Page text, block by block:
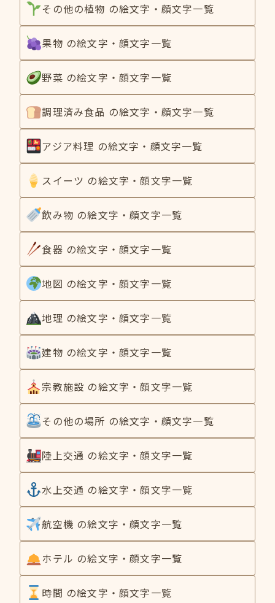
その他の植物 の絵文字・顔文字一覧
果物 の絵文字・顔文字一覧
野菜 の絵文字・顔文字一覧
調理済み食品 の絵文字・顔文字一覧
アジア料理 の絵文字・顔文字一覧
スイーツ の絵文字・顔文字一覧
飲み物 の絵文字・顔文字一覧
食器 の絵文字・顔文字一覧
地図 の絵文字・顔文字一覧
地理 の絵文字・顔文字一覧
建物 の絵文字・顔文字一覧
宗教施設 の絵文字・顔文字一覧
その他の場所 の絵文字・顔文字一覧
陸上交通 の絵文字・顔文字一覧
水上交通 の絵文字・顔文字一覧
航空機 の絵文字・顔文字一覧
ホテル の絵文字・顔文字一覧
時間 の絵文字・顔文字一覧